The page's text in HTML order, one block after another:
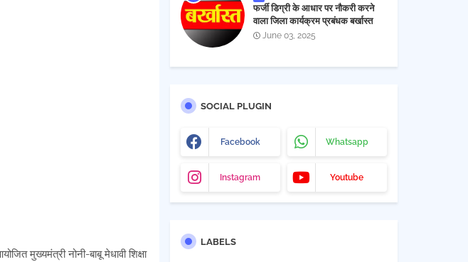
मुख्यमंत्री नोनी-बाबू मेधावी शिक्षा
फर्जी डिग्री के आधार पर नौकरी करने
वाला जिला कार्यक्रम प्रबंधक बर्खास्त
June 03, 2025
SOCIAL PLUGIN
Facebook Whatsapp
Instagram Youtube
LABELS